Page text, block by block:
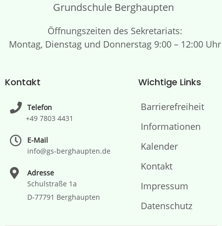
Grundschule Berghaupten
Öffnungszeiten des Sekretariats:
Montag, Dienstag und Donnerstag 9:00 – 12:00 Uhr
Kontakt
Telefon
+49 7803 4431
E-Mail
info@gs-berghaupten.de
Adresse
Schulstraße 1a
D-77791 Berghaupten
Wichtige Links
Barrierefreiheit
Informationen
Kalender
Kontakt
Impressum
Datenschutz